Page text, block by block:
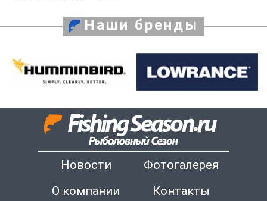
Наши бренды
Новости
Фотогалерея
О компании
Контакты